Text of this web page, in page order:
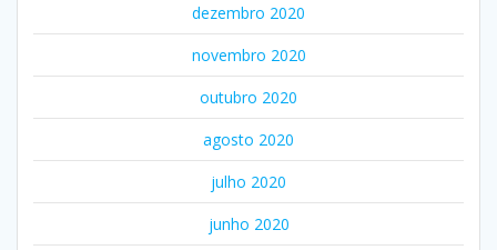
dezembro 2020
novembro 2020
outubro 2020
agosto 2020
julho 2020
junho 2020